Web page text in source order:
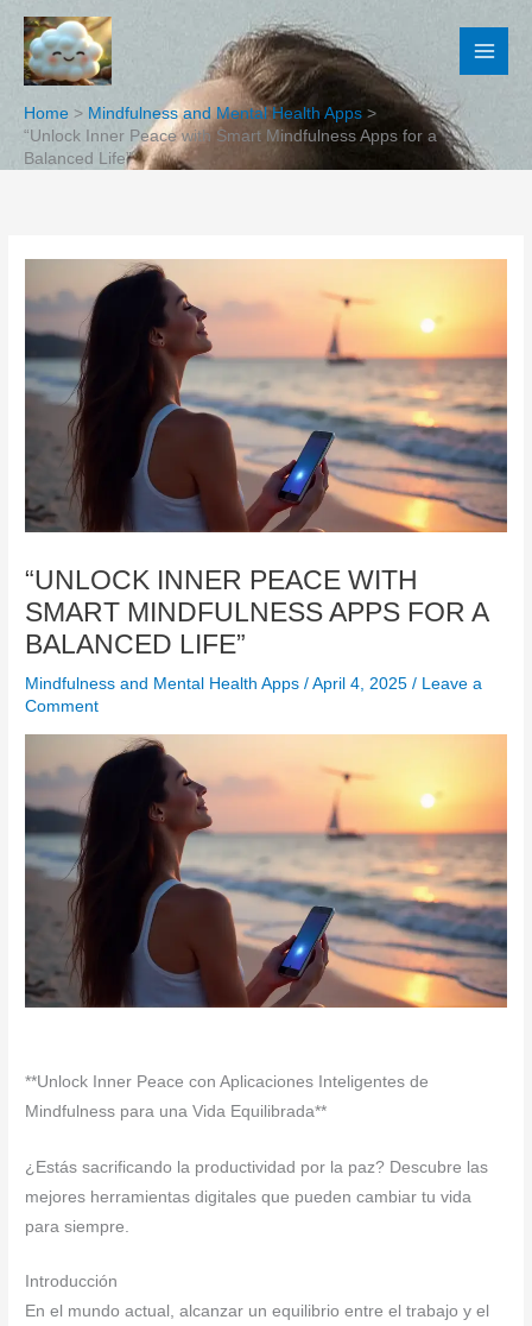
Skip
content
Home
Mindfulness and Mental Health Apps
“Unlock Inner Peace with Smart Mindfulness Apps for a
Balanced Life”
“UNLOCK INNER PEACE WITH
SMART MINDFULNESS APPS FOR A
BALANCED LIFE”
Mindfulness and Mental Health Apps /April 4, 2025/ Leave a
Comment
**Unlock Inner Peace con Aplicaciones Inteligentes de
Mindfulness para una Vida Equilibrada**
¿Estás sacrificando la productividad por la paz? Descubre las
mejores herramientas digitales que pueden cambiar tu vida
para siempre.
Introducción
En el mundo actual, alcanzar un equilibrio entre el trabajo y el